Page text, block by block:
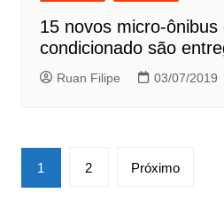
15 novos micro-ônibus
condicionado são
Ruan Filipe 03/07/2019
Paginação
de
1 2 Próximo